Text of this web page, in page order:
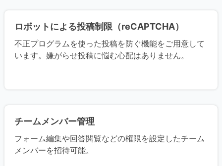
ロボットによる投稿制限（reCAPTCHA）
不正プログラムを使った投稿を防ぐ機能をご用意して
います。嫌がらせ投稿に悩む心配はありません。
チームメンバー管理
フォーム編集や回答閲覧などの権限を設定したチーム
メンバーを招待可能。